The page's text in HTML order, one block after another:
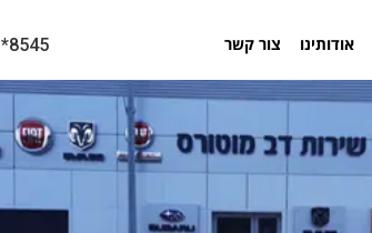
אודותינו צור קשר *8545